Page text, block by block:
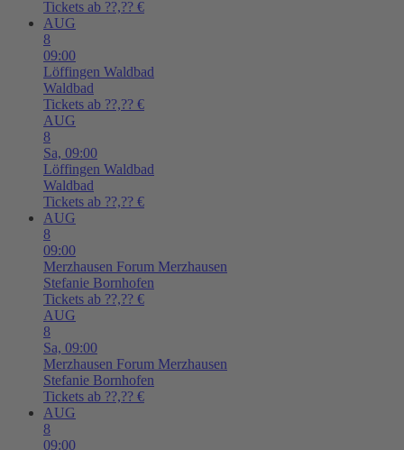
Tickets ab ??,?? €
AUG
8
09:00
Löffingen Waldbad
Waldbad
Tickets ab ??,?? €
AUG
8
Sa, 09:00
Löffingen Waldbad
Waldbad
Tickets ab ??,?? €
AUG
8
09:00
Merzhausen Forum Merzhausen
Stefanie Bornhofen
Tickets ab ??,?? €
AUG
8
Sa, 09:00
Merzhausen Forum Merzhausen
Stefanie Bornhofen
Tickets ab ??,?? €
AUG
8
09:00